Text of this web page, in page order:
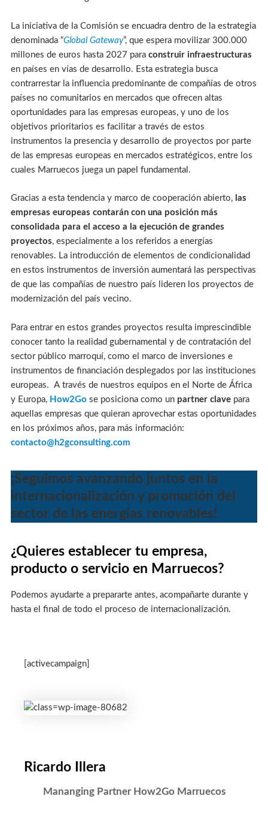
La iniciativa de la Comisión se encuadra dentro de la estrategia
denominada “Global Gateway”, que espera movilizar 300.000
millones de euros hasta 2027 paraconstruir infraestructuras
en países en vías de desarrollo. Esta estrategia busca
contrarrestar la influencia predominante de compañías de otros
países no comunitarios en mercados que ofrecen altas
oportunidades para las empresas europeas, y uno de los
objetivos prioritarios es facilitar a través de estos
instrumentos la presencia y desarrollo de proyectos por parte
de las empresas europeas en mercados estratégicos, entre los
cuales Marruecos juega un papel fundamental.
Gracias a esta tendencia y marco de cooperación abierto, las
empresas europeas contarán con una posición más
consolidada para el acceso a la ejecución de grandes
proyectos, especialmente a los referidos a energías
renovables. La introducción de elementos de condicionalidad
en estos instrumentos de inversión aumentará las perspectivas
de que las compañías de nuestro país lideren los proyectos de
modernización del país vecino.
Para entrar en estos grandes proyectos resulta imprescindible
conocer tanto la realidad gubernamental y de contratación del
sector público marroquí, como el marco de inversiones e
instrumentos de financiación desplegados por las instituciones
europeas. A través de nuestros equipos en el Norte de África
y Europa, How2Go se posiciona como un partner clavepara
aquellas empresas que quieran aprovechar estas oportunidades
en los próximos años, para más información:
contacto@h2gconsulting.com
¡Seguimos avanzando juntos en la
internacionalización y promoción del
sector de las energías renovables!
¿Quieres establecer tu empresa,
producto o servicio en Marruecos?
Podemos ayudarte a prepararte antes, acompañarte durante y
hasta el final de todo el proceso de internacionalización.
[activecampaign]
Ricardo Illera
Mananging Partner How2Go Marruecos